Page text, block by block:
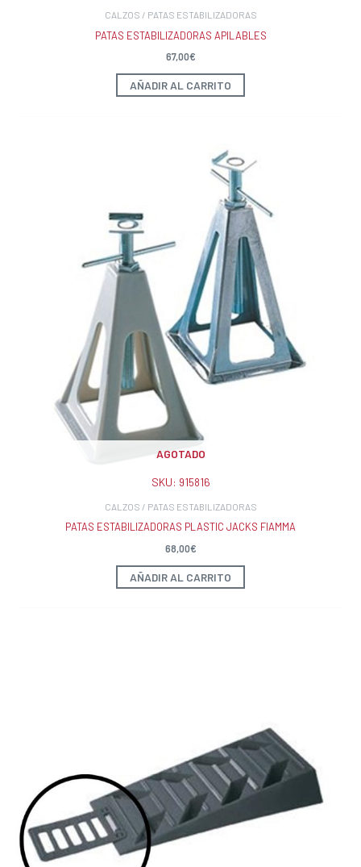
CALZOS / PATAS ESTABILIZADORAS
PATAS ESTABILIZADORAS APILABLES
67,00€
AÑADIR AL CARRITO
AGOTADO
SKU: 915816
CALZOS / PATAS ESTABILIZADORAS
PATAS ESTABILIZADORAS PLASTIC JACKS FIAMMA
68,00€
AÑADIR AL CARRITO